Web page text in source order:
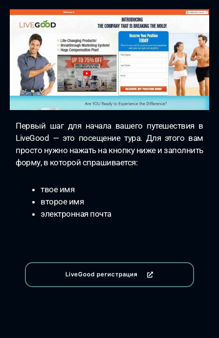
Первый шаг для начала вашего путешествия в
LiveGood — это посещение тура. Для этого вам
просто нужно нажать на кнопку ниже и заполнить
форму, в которой спрашивается:
твое имя
второе имя
электронная почта
LiveGood регистрация